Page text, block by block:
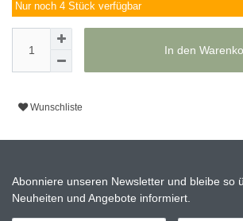
Nur noch 4 Stück verfügbar
In den
Wunschliste
Abonniere unseren Newsletter und bleibe so
Neuheiten und Angebote informiert.